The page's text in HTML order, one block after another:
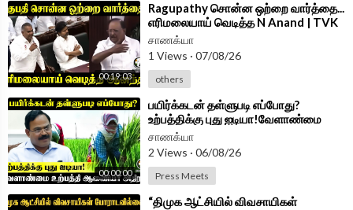
00:19:03
⁣Ragupathy சொன்ன ஒற்றை வார்த்தை...
எரிமலையாய் வெடித்த N Anand | TVK
Govt | DMK | Assembly 2026
சாணக்யா
1 Views · 07/08/26
others
00:00:00
⁣பயிர்க்கடன் தள்ளுபடி எப்போது?
உற்பத்திக்கு புது ஐடியா!வேளாண்மை
உற்பத்தி ஆணையர் அதிரடி | TVK Govt
சாணக்யா
2 Views · 06/08/26
Press Meets
⁣“திமுக ஆட்சியில் விவசாயிகள்